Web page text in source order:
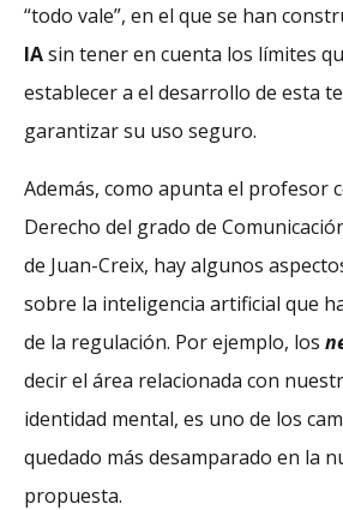
“todo vale”, en el que se han
IAsin tener en cuenta los límites
establecer a el desarrollo de esta
garantizar su uso seguro.
Además, como apunta el profesor
Derecho del grado de
de Juan-Creix, hay algunos
sobre la inteligencia artificial que
de la regulación. Por ejemplo, los
decir el área relacionada con
identidad mental, es uno de los
quedado más desamparado en la
propuesta.